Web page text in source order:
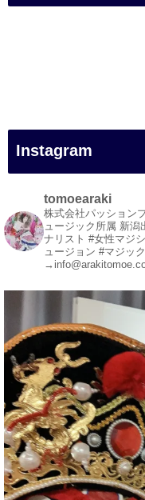
#白浜町
#変面ショー
#イベント
#宴会
#余興
1
マジシャン派
@comedy_illusion
お疲れ様です
YouTubeを更新
https://
#企業公式がお
#チャンネル登
#愛媛県
#新居浜市
Instagram
tomoearaki
株式会社パッション
ュージック所属 新潟
ナリスト #女性マジ
ュージョン #マジッ